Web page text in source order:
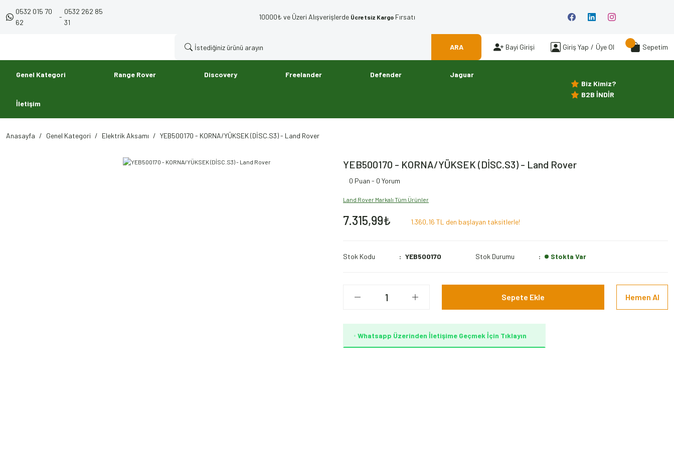
0532 015 70
62
-
0532 262 85
31
10000₺ ve Üzeri Alışverişlerde Ücretsiz Kargo Fırsatı
ARA Bayi Girişi Giriş Yap / Üye Ol Sepetim
Genel Kategori Range Rover Discovery Freelander Defender Jaguar
İletişim
Biz Kimiz?
B2B İNDİR
Anasayfa Genel Kategori Elektrik Aksamı YEB500170 - KORNA/YÜKSEK (DİSC.S3) - Land Rover
YEB500170 - KORNA/YÜKSEK (DİSC.S3) - Land Rover
0 Puan - 0 Yorum
Land Rover Markalı Tüm Ürünler
7.315,99₺ 1.360,16 TL den başlayan taksitlerle!
Stok Kodu YEB500170 Stok Durumu Stokta Var
Sepete Ekle Hemen Al
Whatsapp Üzerinden İletişime Geçmek İçin Tıklayın